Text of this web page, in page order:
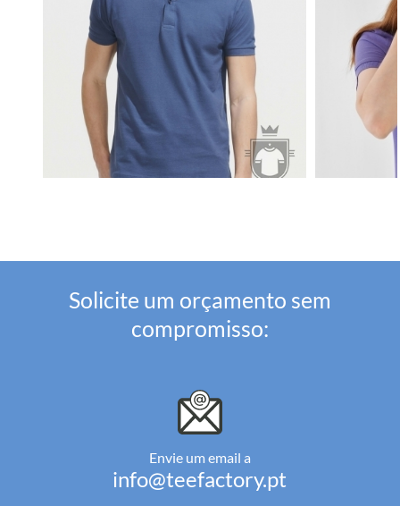
Solicite um orçamento sem
compromisso:
Envie um email a
info@teefactory.pt